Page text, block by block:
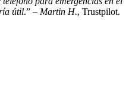
útil.” – Martin H., Trustpilot.